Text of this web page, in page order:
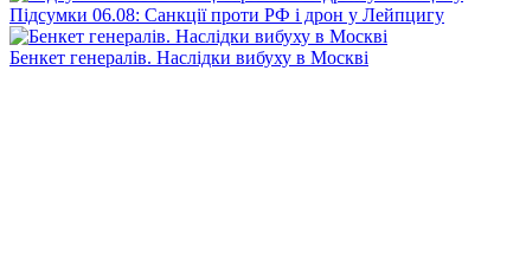
Підсумки 06.08: Санкції проти РФ і дрон у Лейпцигу
Бенкет генералів. Наслідки вибуху в Москві